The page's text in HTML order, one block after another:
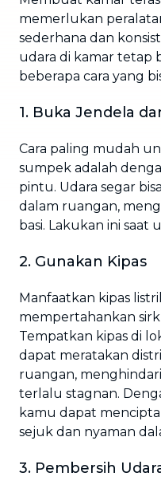
memerlukan
sederhana dan
udara di kamar tetap
beberapa cara yang
1. Buka Jendela
Cara paling mudah
sumpek adalah
pintu. Udara segar
dalam ruangan,
basi. Lakukan ini saat
2. Gunakan Kipas
Manfaatkan kipas
mempertahankan
Tempatkan kipas di
dapat meratakan
ruangan,
terlalu stagnan.
kamu dapat
sejuk dan nyaman
3. Pembersih